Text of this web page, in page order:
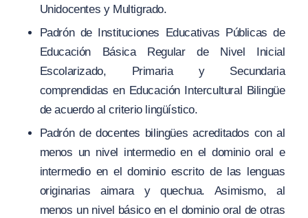
Unidocentes y Multigrado.
Padrón de Instituciones Educativas Públicas de
Educación Básica Regular de Nivel Inicial
Escolarizado, Primaria y Secundaria
comprendidas en Educación Intercultural Bilingüe
de acuerdo al criterio lingüístico.
Padrón de docentes bilingües acreditados con al
menos un nivel intermedio en el dominio oral e
intermedio en el dominio escrito de las lenguas
originarias aimara y quechua. Asimismo, al
menos un nivel básico en el dominio oral de otras